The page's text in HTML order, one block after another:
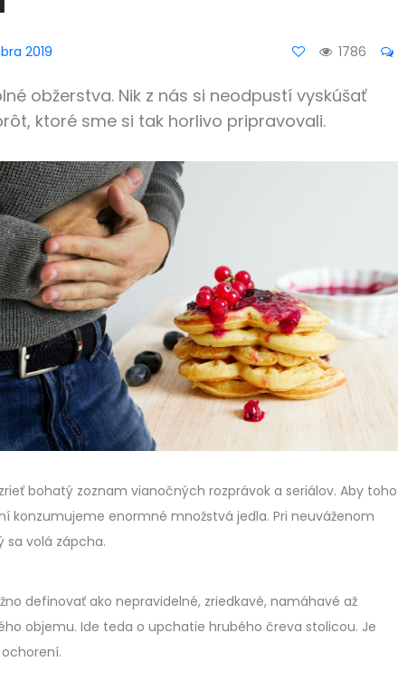
2019 1786
obžerstva. Nik z nás si neodpustí vyskúšať
ktoré sme si tak horlivo pripravovali.
bohatý zoznam vianočných rozprávok a seriálov. Aby toho
konzumujeme enormné množstvá jedla. Pri neuváženom
sa volá zápcha.
definovať ako nepravidelné, zriedkavé, namáhavé až
objemu. Ide teda o upchatie hrubého čreva stolicou. Je